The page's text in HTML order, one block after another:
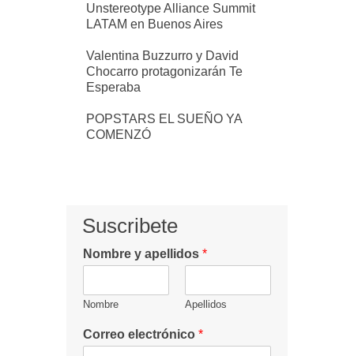
Unstereotype Alliance Summit
LATAM en Buenos Aires
Valentina Buzzurro y David
Chocarro protagonizarán Te
Esperaba
POPSTARS EL SUEÑO YA
COMENZÓ
Suscribete
Nombre y apellidos *
Nombre Apellidos
Correo electrónico *